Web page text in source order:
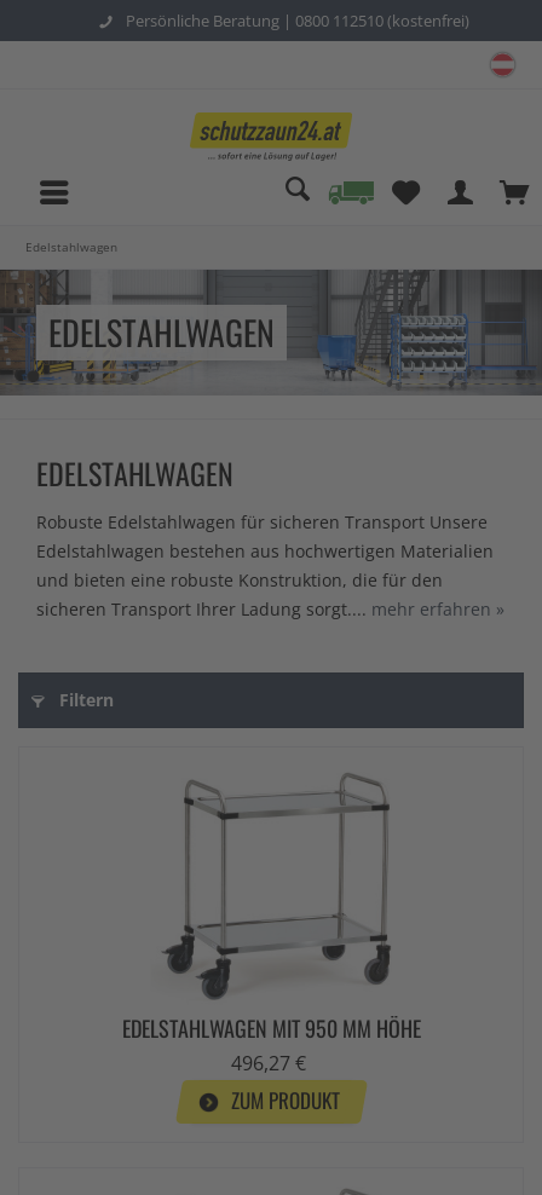
Persönliche Beratung | 0800 112510 (kostenfrei)
Edelstahlwagen
EDELSTAHLWAGEN
EDELSTAHLWAGEN
Robuste Edelstahlwagen für sicheren Transport Unsere
Edelstahlwagen bestehen aus hochwertigen Materialien
und bieten eine robuste Konstruktion, die für den
sicheren Transport Ihrer Ladung sorgt.... mehr erfahren »
Filtern
EDELSTAHLWAGEN MIT 950 MM HÖHE
496,27 €
ZUM PRODUKT